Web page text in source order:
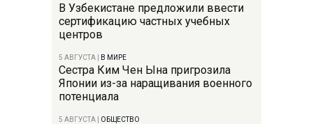
В Узбекистане предложили ввести
сертификацию частных учебных
центров
5 АВГУСТА В МИРЕ
Сестра Ким Чен Ына пригрозила
Японии из-за наращивания военного
потенциала
5 АВГУСТА ОБЩЕСТВО